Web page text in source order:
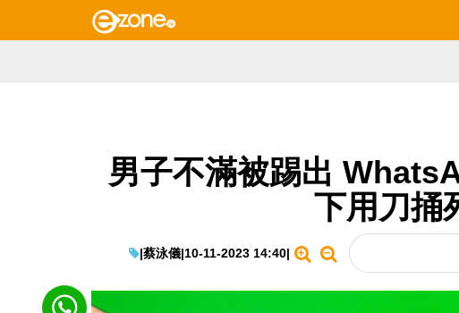
男子不滿被踢出
下用刀捅
|蔡泳儀|10-11-2023 14:40|